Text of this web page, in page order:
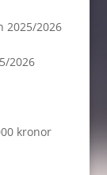
2025/2026
2026
kronor